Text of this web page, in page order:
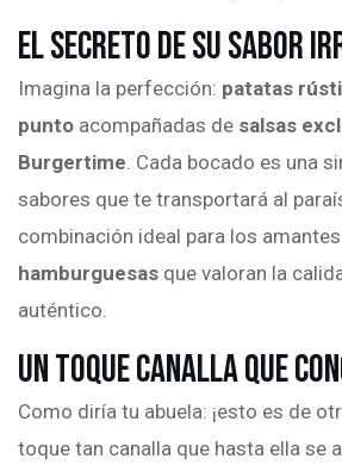
El Secreto de su Sabor
Imagina la perfección: patatas
punto acompañadas de salsas
Burgertime . Cada bocado es una
sabores que te transportará al
combinación ideal para los
hamburguesas que valoran la
auténtico.
Un Toque Canalla que
Como diría tu abuela: ¡esto es de
toque tan canalla que hasta ella se